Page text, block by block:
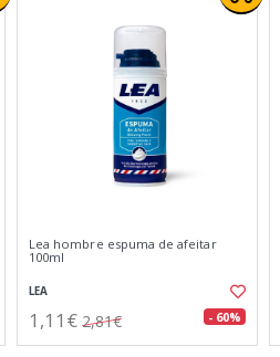
Lea hombre espuma de afeitar
100ml
LEA
1,11€ 2,81€ - 60%